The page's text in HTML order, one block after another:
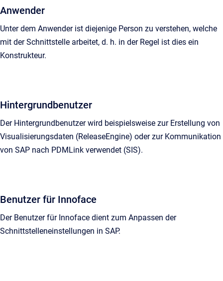
Anwender
Unter dem Anwender ist diejenige Person zu verstehen, welche
mit der Schnittstelle arbeitet, d. h. in der Regel ist dies ein
Konstrukteur.
Hintergrundbenutzer
Der Hintergrundbenutzer wird beispielsweise zur Erstellung von
Visualisierungsdaten (ReleaseEngine) oder zur Kommunikation
von SAP nach PDMLink verwendet (SIS).
Benutzer für Innoface
Der Benutzer für Innoface dient zum Anpassen der
Schnittstelleneinstellungen in SAP.